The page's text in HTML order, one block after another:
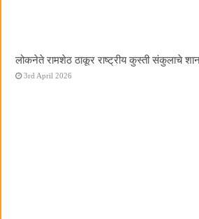
लोकनेते रामशेठ ठाकूर राष्ट्रीय कुस्ती संकुलाचे
3rd April 2026